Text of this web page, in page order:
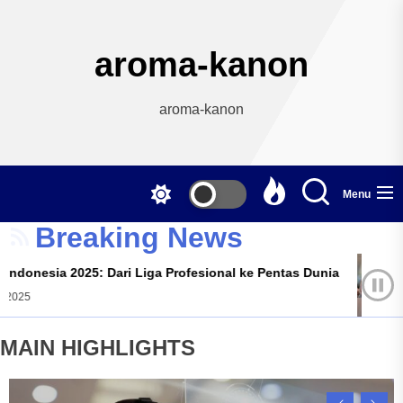
aroma-kanon
aroma-kanon
Menu
Breaking News
Profesional ke Pentas Dunia Fashion Digital
Gasten Gasten
MAIN HIGHLIGHTS